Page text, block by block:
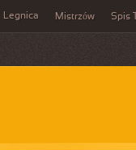
Legnica Mistrzów Spis